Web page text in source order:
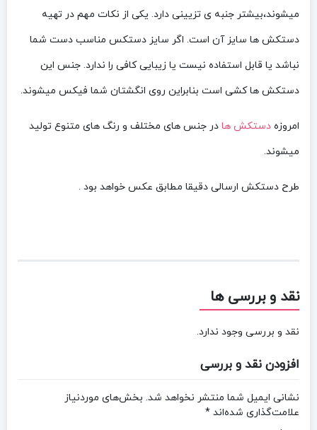
میشوند،بیشتر جنبه ی تزیینی دارد. یکی از نکات مهم در تهیه
دستکش ها سایز آن است. اگر سایز دستکس مناسب دست شما
نباشد یا قابل استفاده نیست یا زیبایی کافی را ندارد. جنس این
دستکش ها کشی است بنابراین روی انگشتان شما فیکس میشوند.
امروزه دستکش ها در جنس های مختلف و رنگ های متنوع تولید
میشوند.
طرح دستکش ارسالی دقیقا مطابق عکس خواهد بود .
نقد و بررسی ها
نقد و بررسی وجود ندارد.
افزودن نقد و بررسی
نشانی ایمیل شما منتشر نخواهد شد. بخش‌های موردنیاز
علامت‌گذاری شده‌اند *